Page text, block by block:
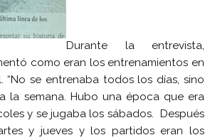
Durante la entrevista,
como eran los entrenamientos en
“No se entrenaba todos los días, sino
la semana. Hubo una época que era
y se jugaba los sábados. Después
y jueves y los partidos eran los